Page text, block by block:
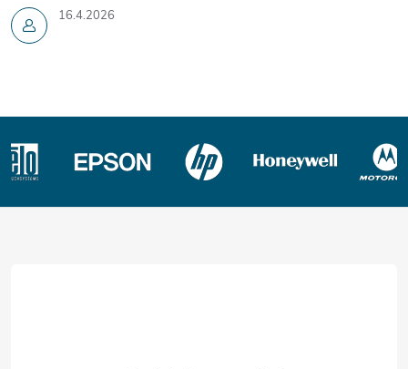
16.4.2026
Z